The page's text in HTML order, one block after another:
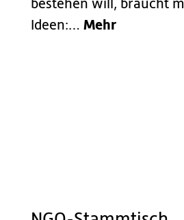
bestehen will, braucht
Ideen:… Mehr